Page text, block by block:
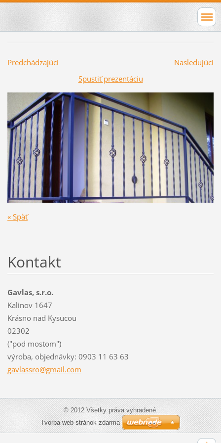
Predchádzajúci
Nasledujúci
Spustiť prezentáciu
« Späť
Kontakt
Gavlas, s.r.o.
Kalinov 1647
Krásno nad Kysucou
02302
("pod mostom")
výroba, objednávky: 0903 11 63 63
gavlassro@gmail.com
© 2012 Všetky práva vyhradené.
Tvorba web stránok zdarma